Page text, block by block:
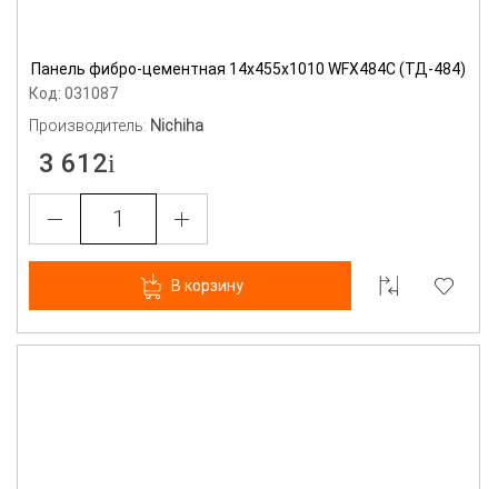
Панель фибро-цементная 14х455х1010 WFX484C (ТД-484)
Код: 031087
Производитель: Nichiha
3 612
В корзину